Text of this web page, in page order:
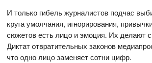
И только гибель журналистов подчас
круга умолчания, игнорирования,
сюжетов есть лицо и эмоция. Их делают
Диктат отвратительных законов
что одно лицо заменяет сотни цифр.